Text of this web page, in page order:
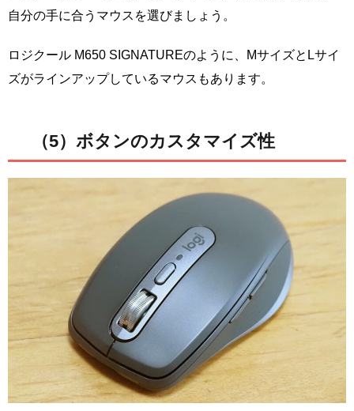
自分の手に合うマウスを選びましょう。
ロジクール M650 SIGNATUREのように、MサイズとLサイ
ズがラインアップしているマウスもあります。
（5）ボタンのカスタマイズ性